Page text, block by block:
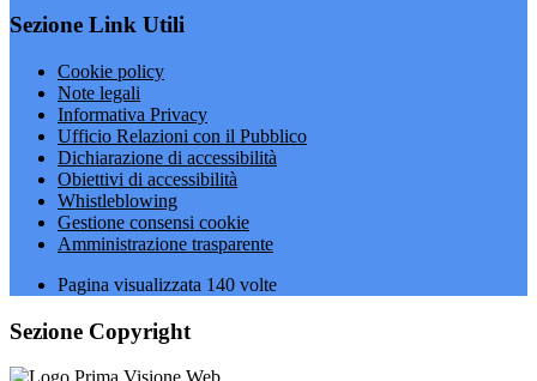
Sezione Link Utili
Cookie policy
Note legali
Informativa Privacy
Ufficio Relazioni con il Pubblico
Dichiarazione di accessibilità
Obiettivi di accessibilità
Whistleblowing
Gestione consensi cookie
Amministrazione trasparente
Pagina visualizzata 140 volte
Sezione Copyright